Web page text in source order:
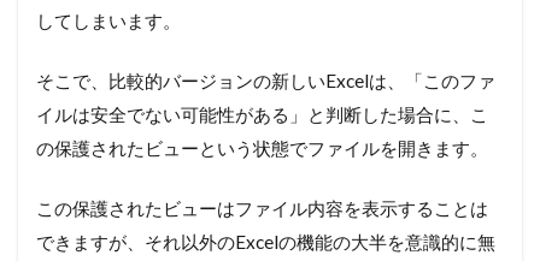
してしまいます。
そこで、比較的バージョンの新しいExcelは、「このファ
イルは安全でない可能性がある」と判断した場合に、こ
の保護されたビューという状態でファイルを開きます。
この保護されたビューはファイル内容を表示することは
できますが、それ以外のExcelの機能の大半を意識的に無